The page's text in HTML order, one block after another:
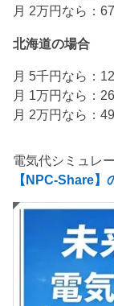
月 2万円なら：
北海道の場合
月 5千円なら：
月 1万円なら：
月 2万円なら：
電気代シミュレ
【NPC-Share】